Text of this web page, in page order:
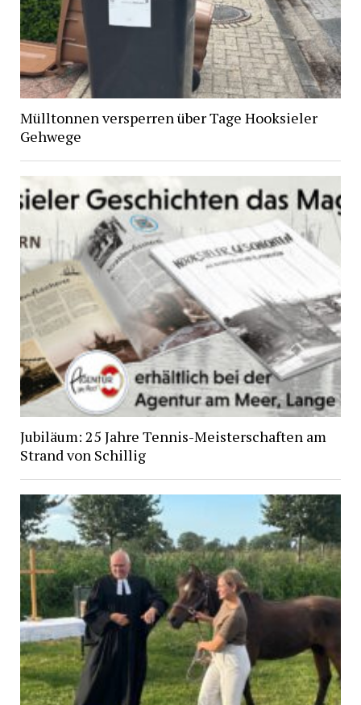
Mülltonnen versperren über Tage Hooksieler
Gehwege
Jubiläum: 25 Jahre Tennis-Meisterschaften am
Strand von Schillig